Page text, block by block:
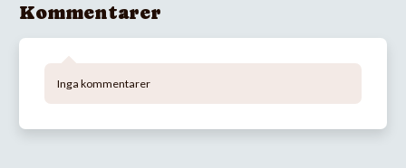
Kommentarer
Inga kommentarer